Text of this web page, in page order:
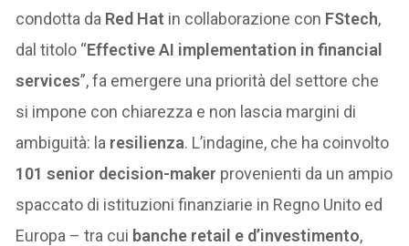
condotta da Red Hat in collaborazione con FStech,
dal titolo “Effective AI implementation in financial
services”, fa emergere una priorità del settore che
si impone con chiarezza e non lascia margini di
ambiguità: la resilienza. L’indagine, che ha coinvolto
101 senior decision-maker provenienti da un ampio
spaccato di istituzioni finanziarie in Regno Unito ed
Europa – tra cui banche retail e d’investimento,